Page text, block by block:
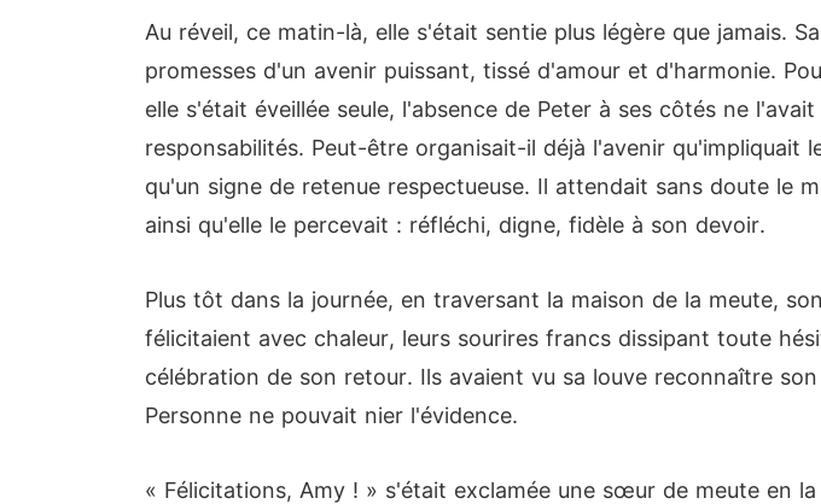
Au réveil, ce matin-là, elle s'était sentie plus légère que jamais.
promesses d'un avenir puissant, tissé d'amour et d'harmonie.
elle s'était éveillée seule, l'absence de Peter à ses côtés ne
responsabilités. Peut-être organisait-il déjà l'avenir qu'impliquait
qu'un signe de retenue respectueuse. Il attendait sans doute le
ainsi qu'elle le percevait : réfléchi, digne, fidèle à son devoir.
Plus tôt dans la journée, en traversant la maison de la meute,
félicitaient avec chaleur, leurs sourires francs dissipant toute
célébration de son retour. Ils avaient vu sa louve reconnaître
Personne ne pouvait nier l'évidence.
« Félicitations, Amy ! » s'était exclamée une sœur de meute en